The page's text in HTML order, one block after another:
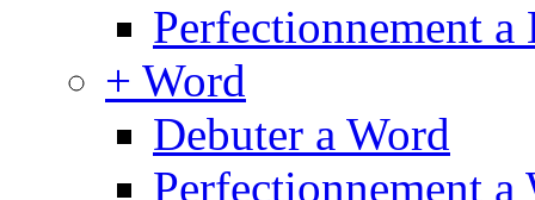
Perfectionnement a
+ Word
Debuter a Word
Perfectionnement a